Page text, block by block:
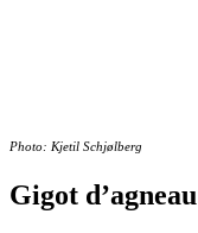
Photo: Kjetil Schjølberg
Gigot